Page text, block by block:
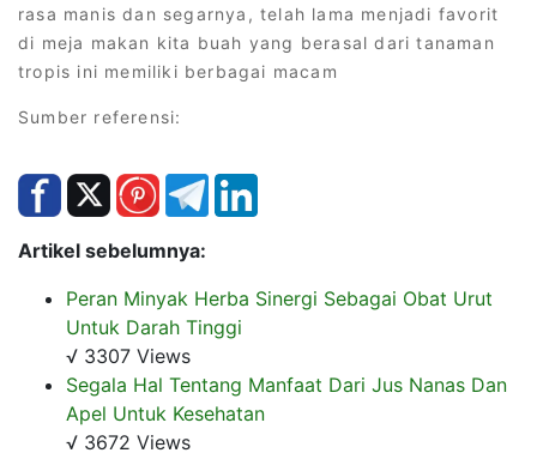
rasa manis dan segarnya, telah lama menjadi favorit
di meja makan kita buah yang berasal dari tanaman
tropis ini memiliki berbagai macam
Sumber referensi:
Artikel sebelumnya:
Peran Minyak Herba Sinergi Sebagai Obat Urut
Untuk Darah Tinggi
√ 3307 Views
Segala Hal Tentang Manfaat Dari Jus Nanas Dan
Apel Untuk Kesehatan
√ 3672 Views